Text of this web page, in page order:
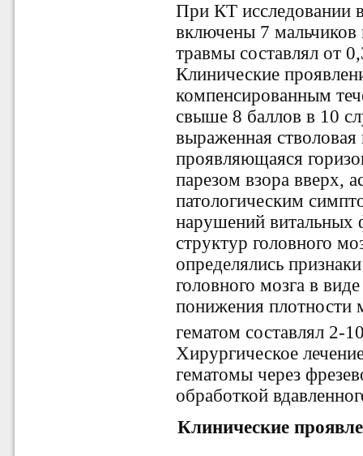
При КТ исследовании
включены 7
травмы составлял от
Клинические
компенсированным
свыше 8 баллов в 10
выраженная
проявляющаяся
парезом взора вверх,
патологическим
нарушений витальных
структур головного
определялись
головного мозга в
понижения плотности
гематом составлял 2-
Хирургическое
гематомы через
обработкой
Клинические